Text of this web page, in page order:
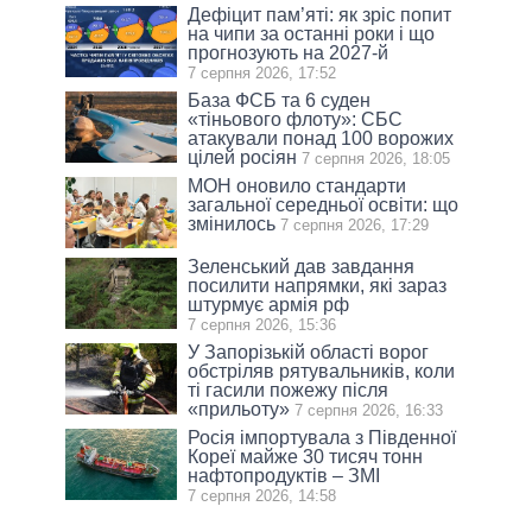
Дефіцит пам’яті: як зріс попит
на чипи за останні роки і що
прогнозують на 2027-й
7 серпня 2026, 17:52
База ФСБ та 6 суден
«тіньового флоту»: СБС
атакували понад 100 ворожих
цілей росіян 7 серпня 2026, 18:05
МОН оновило стандарти
загальної середньої освіти: що
змінилось 7 серпня 2026, 17:29
Зеленський дав завдання
посилити напрямки, які зараз
штурмує армія рф
7 серпня 2026, 15:36
У Запорізькій області ворог
обстріляв рятувальників, коли
ті гасили пожежу після
«прильоту» 7 серпня 2026, 16:33
Росія імпортувала з Південної
Кореї майже 30 тисяч тонн
нафтопродуктів – ЗМІ
7 серпня 2026, 14:58